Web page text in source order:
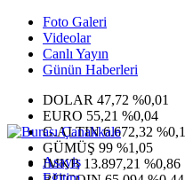
Foto Galeri
Videolar
Canlı Yayın
Günün Haberleri
DOLAR 47,72 %0,01
EURO 55,21 %0,04
G.ALTIN6.672,32
GÜMÜŞ 99 %1,05
IMKB 13.897,21 %0,86
Asayiş